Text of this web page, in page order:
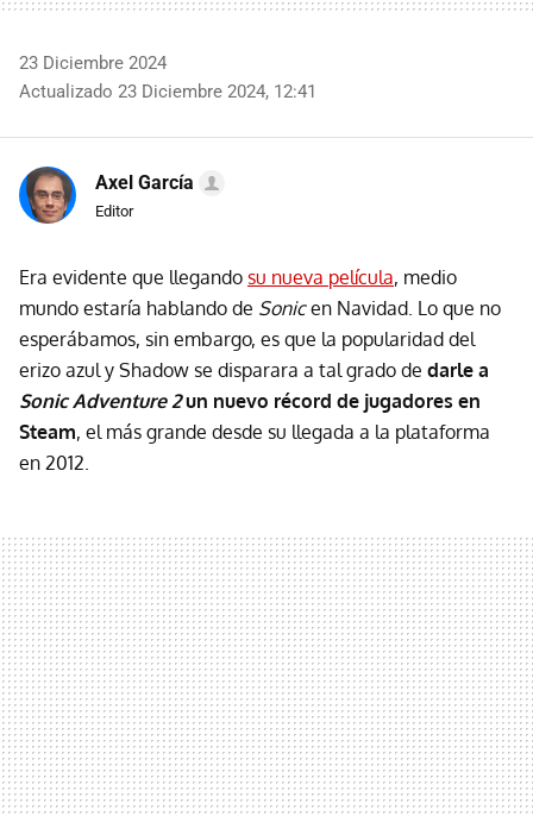
23 Diciembre 2024
Actualizado 23 Diciembre 2024, 12:41
Axel García
Editor
Era evidente que llegando su nueva película, medio
mundo estaría hablando de Sonicen Navidad. Lo que no
esperábamos, sin embargo, es que la popularidad del
erizo azul y Shadow se disparara a tal grado de darle a
Sonic Adventure 2un nuevo récord de jugadores en
Steam, el más grande desde su llegada a la plataforma
en 2012.